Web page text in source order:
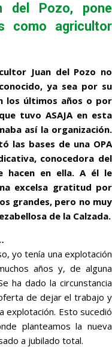
del Pozo, pone
como agricultor
Juan del Pozo no
ya sea por su
los últimos años o por
tuvo ASAJA en esta
así la organización.
las bases de una OPA
conocedora del
hacen en ella. A él le
excelsa gratitud por
grandes, pero no muy
de la Calzada.
yo tenía una explotación
años y, de alguna
ha dado la circunstancia
de dejar el trabajo y
explotación. Esto sucedió
planteamos la nueva
a jubilado total.